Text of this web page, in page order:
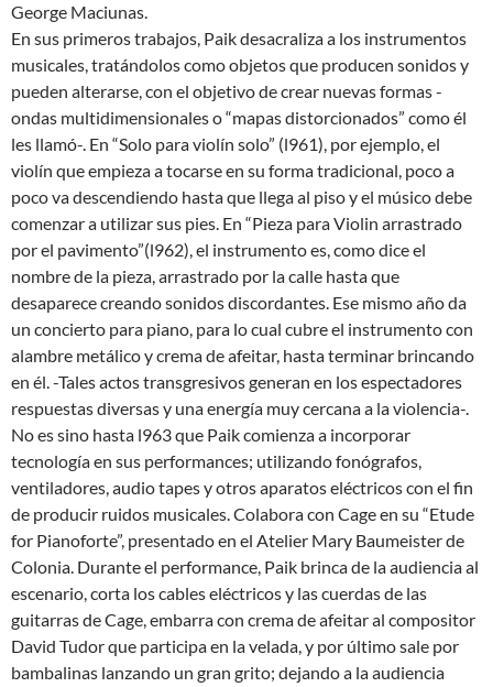
George Maciunas.
En sus primeros trabajos, Paik desacraliza a los instrumentos
musicales, tratándolos como objetos que producen sonidos y
pueden alterarse, con el objetivo de crear nuevas formas -
ondas multidimensionales o “mapas distorcionados” como él
les llamó-. En “Solo para violín solo” (l961), por ejemplo, el
violín que empieza a tocarse en su forma tradicional, poco a
poco va descendiendo hasta que llega al piso y el músico debe
comenzar a utilizar sus pies. En “Pieza para Violin arrastrado
por el pavimento”(l962), el instrumento es, como dice el
nombre de la pieza, arrastrado por la calle hasta que
desaparece creando sonidos discordantes. Ese mismo año da
un concierto para piano, para lo cual cubre el instrumento con
alambre metálico y crema de afeitar, hasta terminar brincando
en él. -Tales actos transgresivos generan en los espectadores
respuestas diversas y una energía muy cercana a la violencia-.
No es sino hasta l963 que Paik comienza a incorporar
tecnología en sus performances; utilizando fonógrafos,
ventiladores, audio tapes y otros aparatos eléctricos con el fin
de producir ruidos musicales. Colabora con Cage en su “Etude
for Pianoforte”, presentado en el Atelier Mary Baumeister de
Colonia. Durante el performance, Paik brinca de la audiencia al
escenario, corta los cables eléctricos y las cuerdas de las
guitarras de Cage, embarra con crema de afeitar al compositor
David Tudor que participa en la velada, y por último sale por
bambalinas lanzando un gran grito; dejando a la audiencia